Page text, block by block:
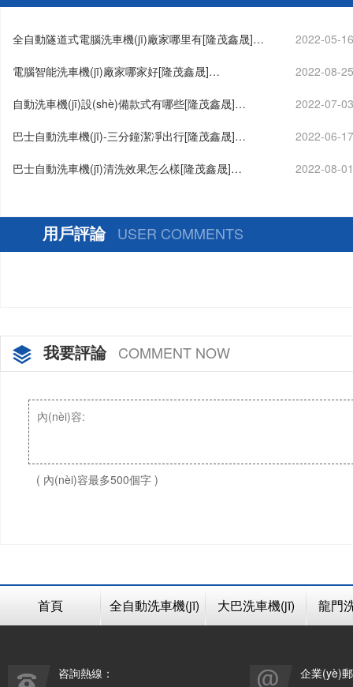
全自動隧道式電腦洗車機(jī)廠家哪里有[隆茂鑫晟]… 2022-05-
電腦智能洗車機(jī)廠家哪家好[隆茂鑫晟]… 2022-08-
自動洗車機(jī)設(shè)備款式有哪些[隆茂鑫晟]… 2022-07-
巴士自動洗車機(jī)-三分鐘潔凈出行[隆茂鑫晟]… 2022-06-
巴士自動洗車機(jī)清洗效果怎么樣[隆茂鑫晟]… 2022-08-
用戶評論 USER COMMENTS
我要評論 COMMENT NOW
( 內(nèi)容最多500個字 )
首頁 全自動洗車機(jī) 大巴洗車機(jī) 龍門
咨詢熱線： 企業(yè)